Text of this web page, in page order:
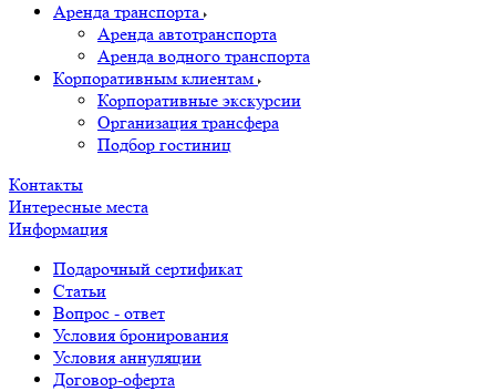
Аренда транспорта
Аренда автотранспорта
Аренда водного транспорта
Корпоративным клиентам
Корпоративные экскурсии
Организация трансфера
Подбор гостиниц
Контакты
Интересные места
Информация
Подарочный сертификат
Статьи
Вопрос - ответ
Условия бронирования
Условия аннуляции
Договор-оферта